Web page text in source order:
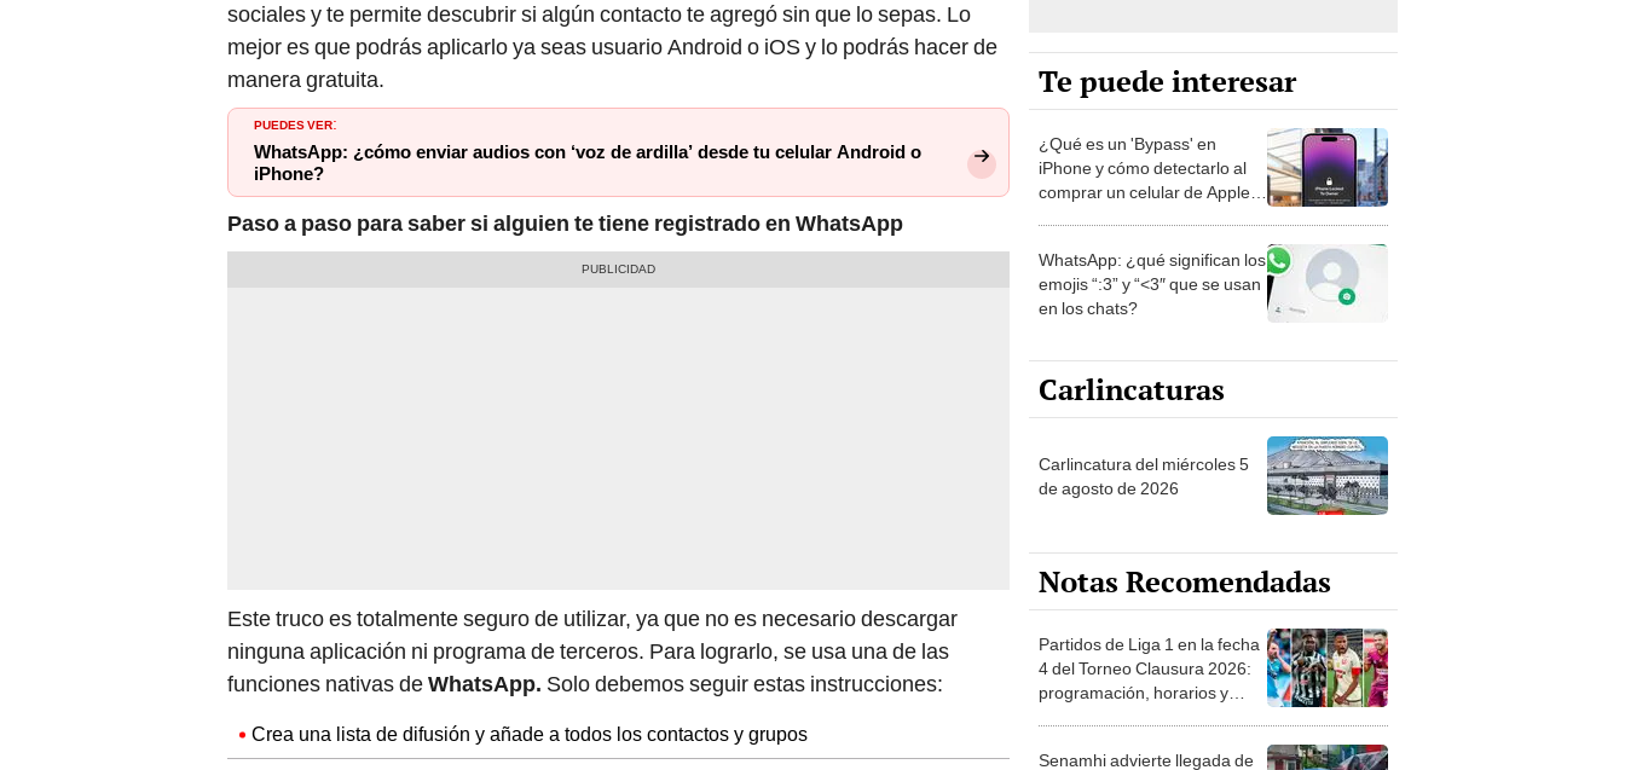
sociales y te permite descubrir si algún contacto te agregó sin que lo sepas. Lo
mejor es que podrás aplicarlo ya seas usuario Android o iOS y lo podrás hacer de
manera gratuita.
PUEDES VER:
WhatsApp: ¿cómo enviar audios con ‘voz de ardilla’ desde tu celular Android o
iPhone?
Paso a paso para saber si alguien te tiene registrado en WhatsApp
Este truco es totalmente seguro de utilizar, ya que no es necesario descargar
ninguna aplicación ni programa de terceros. Para lograrlo, se usa una de las
funciones nativas deWhatsApp. Solo debemos seguir estas instrucciones:
Crea una lista de difusión y añade a todos los contactos y grupos
Te puede interesar
¿Qué es un 'Bypass' en
iPhone y cómo detectarlo al
comprar un celular de Apple
WhatsApp: ¿qué significan los
emojis “:3” y “<3″ que se usan
en los chats?
Carlincaturas
Carlincatura del miércoles 5
de agosto de 2026
Notas Recomendadas
Partidos de Liga 1 en la fecha
4 del Torneo Clausura 2026:
programación, horarios y
Senamhi advierte llegada de